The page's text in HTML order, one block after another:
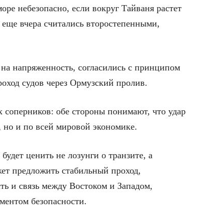
небезопасно, если вокруг Тайваня растет
вчера считались второстепенными,
напряженность, согласились с принципом
судов через Ормузский пролив.
соперников: обе стороны понимают, что удар
но и по всей мировой экономике.
ценить не лозунги о транзите, а
предложить стабильный проход,
и связь между Востоком и Западом,
безопасности.